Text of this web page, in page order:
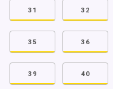
31 32
35 36
39 40